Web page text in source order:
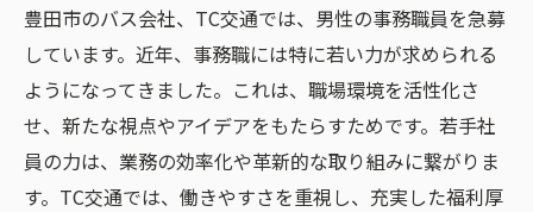
豊田市のバス会社、TC交通では、男性の事務職員を急募
しています。近年、事務職には特に若い力が求められる
ようになってきました。これは、職場環境を活性化さ
せ、新たな視点やアイデアをもたらすためです。若手社
員の力は、業務の効率化や革新的な取り組みに繋がりま
す。TC交通では、働きやすさを重視し、充実した福利厚